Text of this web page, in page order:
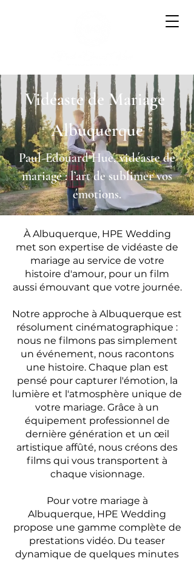
Vidéaste de Mariage
Albuquerque
Paul-Edouard Hue, vidéaste de
mariage : l’art de sublimer vos
émotions.
À Albuquerque, HPE Wedding
met son expertise de vidéaste de
mariage au service de votre
histoire d'amour, pour un film
aussi émouvant que votre journée.
Notre approche à Albuquerque est
résolument cinématographique :
nous ne filmons pas simplement
un événement, nous racontons
une histoire. Chaque plan est
pensé pour capturer l'émotion, la
lumière et l'atmosphère unique de
votre mariage. Grâce à un
équipement professionnel de
dernière génération et un œil
artistique affûté, nous créons des
films qui vous transportent à
chaque visionnage.
Pour votre mariage à
Albuquerque, HPE Wedding
propose une gamme complète de
prestations vidéo. Du teaser
dynamique de quelques minutes